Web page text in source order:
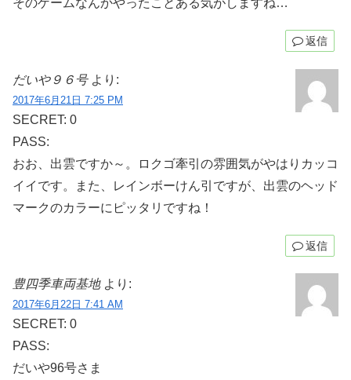
返信
だいや９６号 より:
2017年6月21日 7:25 PM
SECRET: 0
PASS:
おお、出雲ですか～。ロクゴ牽引の雰囲気がやはりカッコ
イイです。また、レインボーけん引ですが、出雲のヘッド
マークのカラーにピッタリですね！
返信
豊四季車両基地 より:
2017年6月22日 7:41 AM
SECRET: 0
PASS:
だいや96号さま